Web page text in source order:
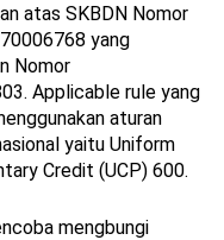
atas SKBDN Nomor
yang
Nomor
Applicable rule yang
aturan
yaitu Uniform
Credit (UCP) 600.
mengbungi